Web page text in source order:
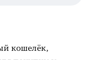
кошелёк,